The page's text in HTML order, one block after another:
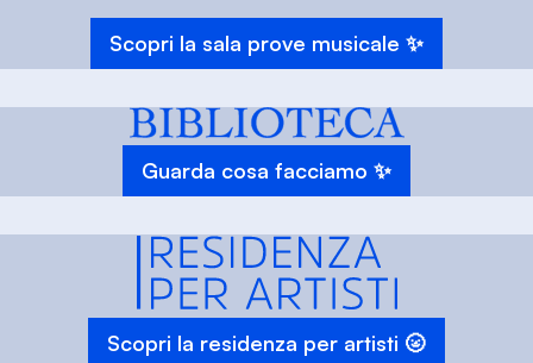
Scopri la sala prove musicale ✨
Guarda cosa facciamo ✨
Scopri la residenza per artisti 🌝